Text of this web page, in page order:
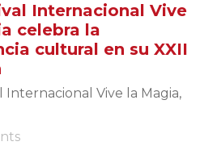
Internacional Vive
celebra la
cultural en su XXII
Internacional Vive la Magia,